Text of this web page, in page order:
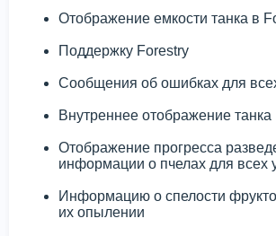
Отображение емкости танка в
Поддержку Forestry
Сообщения об ошибках для
Внутреннее отображение танка
Отображение прогресса
информации о пчелах для всех
Информацию о спелости
их опылении